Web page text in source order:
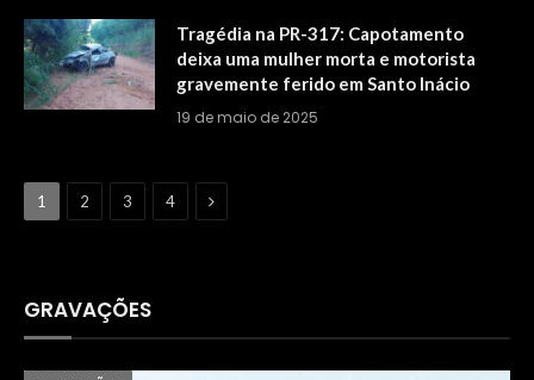
Tragédia na PR-317: Capotamento
deixa uma mulher morta e motorista
gravemente ferido em Santo Inácio
19 de maio de 2025
1 2 3 4 Next
GRAVAÇÕES